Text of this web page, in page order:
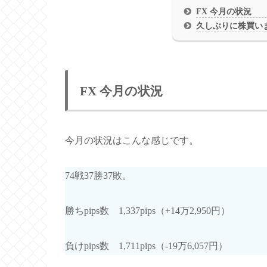
FX 今月の状況
久しぶりに株買い
FX 今月の状況
今月の状況はこんな感じです。
74戦37勝37敗。
勝ちpips数 1,337pips（+14万2,950円）
負けpips数 1,711pips（-19万6,057円）